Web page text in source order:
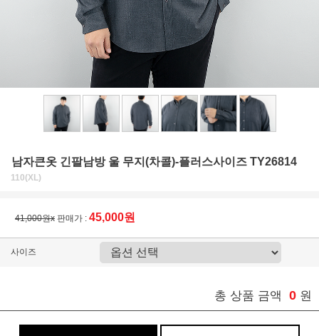
남자큰옷 긴팔남방 울 무지(차콜)-플러스사이즈 TY26814
110(XL)
41,000원x 판매가 : 45,000원
사이즈
총 상품 금액 0 원